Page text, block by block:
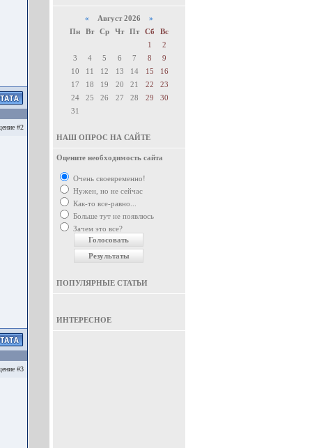
#2
#3
« Август 2026 »
Пн
Вт Ср Чт Пт Сб
Вс
1
2
3
4 5 6 7 8
9
10
11 12 13 14 15
16
17
18 19 20 21 22
23
24
25 26 27 28 29
30
31
НАШ ОПРОС НА САЙТЕ
Оцените необходимость сайта
Очень своевременно!
Нужен, но не сейчас
Как-то все-равно...
Больше тут не появлюсь
Зачем это все?
ПОПУЛЯРНЫЕ СТАТЬИ
ИНТЕРЕСНОЕ